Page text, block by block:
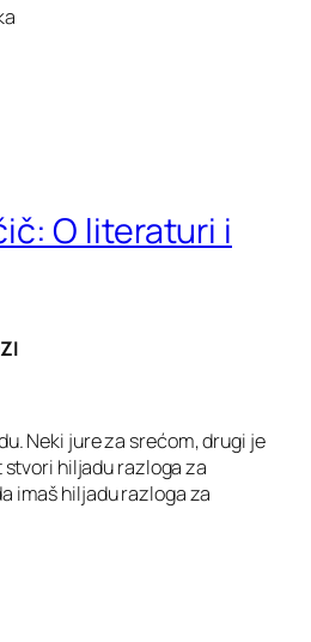
O literaturi i
Neki jure za srećom, drugi je
hiljadu razloga za
imaš hiljadu razloga za